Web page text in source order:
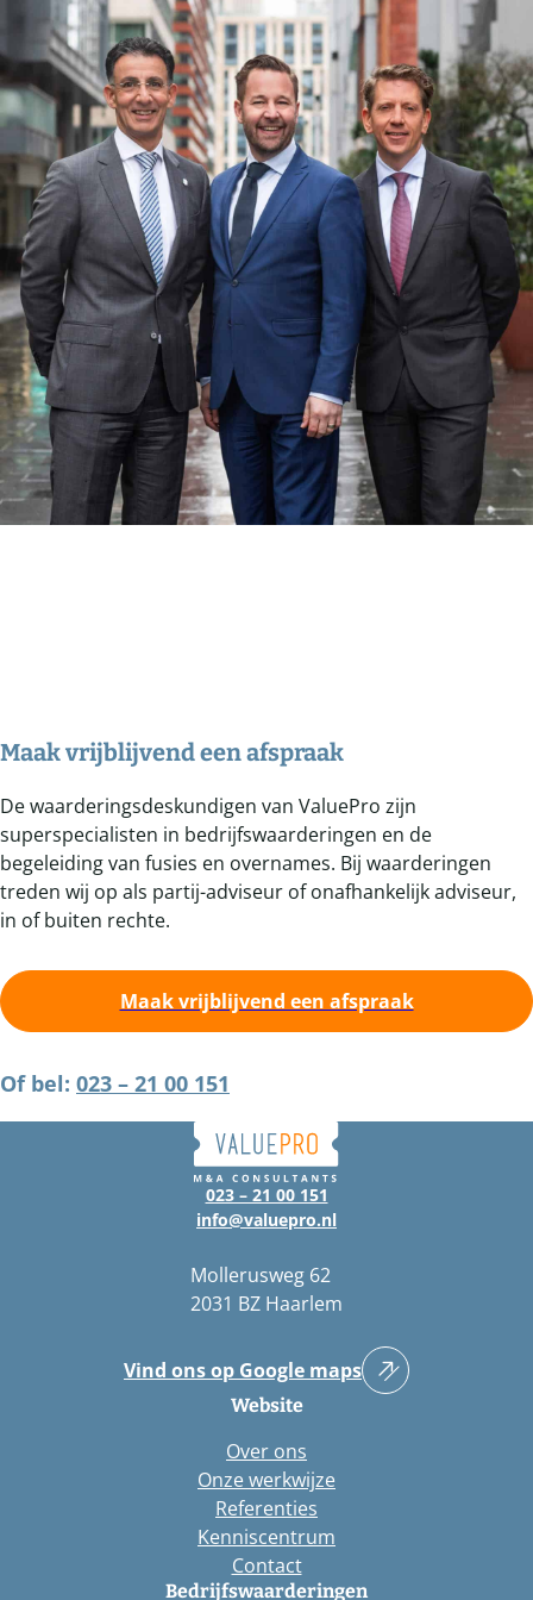
Maak vrijblijvend een afspraak
De waarderingsdeskundigen van ValuePro zijn
superspecialisten in bedrijfswaarderingen en de
begeleiding van fusies en overnames. Bij waarderingen
treden wij op als partij-adviseur of onafhankelijk adviseur,
in of buiten rechte.
Maak vrijblijvend een afspraak
Of bel: 023 – 21 00 151
023 – 21 00 151
info@valuepro.nl
Mollerusweg 62
2031 BZ Haarlem
Vind ons op Google maps
Website
Over ons
Onze werkwijze
Referenties
Kenniscentrum
Contact
Bedrijfswaarderingen